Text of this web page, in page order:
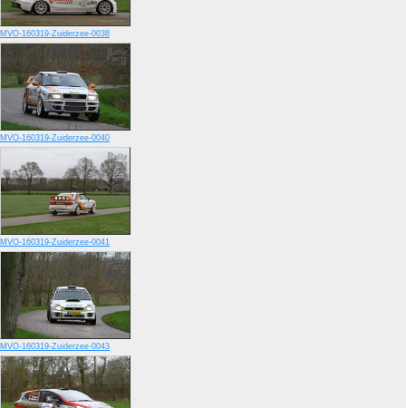
MVO-160319-Zuiderzee-0038
MVO-160319-Zuiderzee-0040
MVO-160319-Zuiderzee-0041
MVO-160319-Zuiderzee-0043